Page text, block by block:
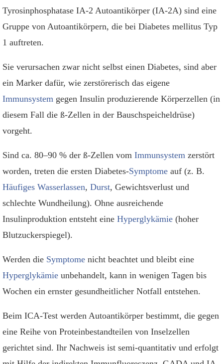
Tyrosinphosphatase IA-2 Autoantikörper (IA-2A) sind eine
Gruppe von Autoantikörpern, die bei Diabetes mellitus Typ
1 auftreten.
Sie verursachen zwar nicht selbst einen Diabetes, sind aber
ein Marker dafür, wie zerstörerisch das eigene
Immunsystem gegen Insulin produzierende Körperzellen (in
diesem Fall die ß-Zellen in der Bauschspeicheldrüse)
vorgeht.
Sind ca. 80–90 % der ß-Zellen vom Immunsystem zerstört
worden, treten die ersten Diabetes-Symptome auf (z. B.
Häufiges Wasserlassen, Durst, Gewichtsverlust und
schlechte Wundheilung). Ohne ausreichende
Insulinproduktion entsteht eine Hyperglykämie (hoher
Blutzuckerspiegel).
Werden die Symptome nicht beachtet und bleibt eine
Hyperglykämie unbehandelt, kann in wenigen Tagen bis
Wochen ein ernster gesundheitlicher Notfall entstehen.
Beim ICA-Test werden Autoantikörper bestimmt, die gegen
eine Reihe von Proteinbestandteilen von Inselzellen
gerichtet sind. Ihr Nachweis ist semi-quantitativ und erfolgt